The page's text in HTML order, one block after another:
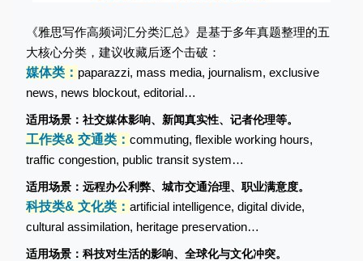
《雅思写作高频词汇分类汇总》是基于多年真题整理的五
大核心分类，建议收藏后逐个击破：
媒体类 ： paparazzi, mass media, journalism, exclusive
news, news blockout, editorial…
适用场景：社交媒体影响、新闻真实性、记者伦理等。
工作类& 交通类： commuting, flexible working hours,
traffic congestion, public transit system…
适用场景：远程办公利弊、城市交通治理、职业满意度。
科技类& 文化类： artificial intelligence, digital divide,
cultural assimilation, heritage preservation…
适用场景：科技对生活的影响、全球化与文化冲突。